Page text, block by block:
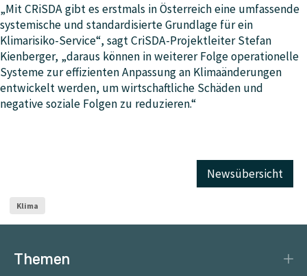
„Mit CRiSDA gibt es erstmals in Österreich eine umfassende
systemische und standardisierte Grundlage für ein
Klimarisiko-Service“, sagt CriSDA-Projektleiter Stefan
Kienberger, „daraus können in weiterer Folge operationelle
Systeme zur effizienten Anpassung an Klimaänderungen
entwickelt werden, um wirtschaftliche Schäden und
negative soziale Folgen zu reduzieren.“
Newsübersicht
Klima
Themen